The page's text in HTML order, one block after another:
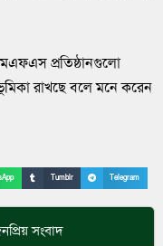
প্রতিষ্ঠানগুলো
রাখছে বলে মনে করেন
Tumblr Telegram
সংবাদ